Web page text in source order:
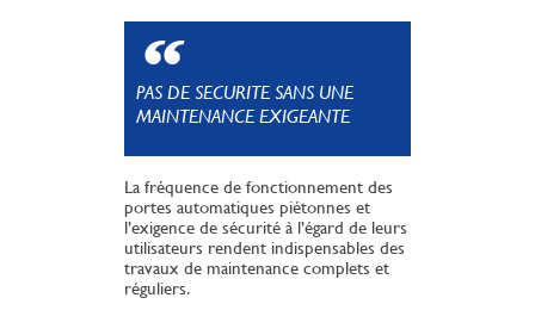
PAS DE SECURITE SANS UNE
MAINTENANCE EXIGEANTE
La fréquence de fonctionnement des
portes automatiques piétonnes et
l’exigence de sécurité à l’égard de leurs
utilisateurs rendent indispensables des
travaux de maintenance complets et
réguliers.